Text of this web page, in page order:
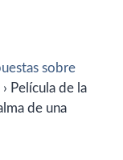
sobre
› Película de la
de una